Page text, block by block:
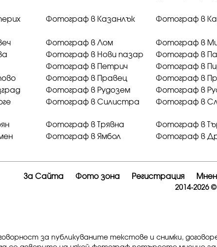
Фотограф в Казанлък Фотограф в
Фотограф в Лом Фотограф в
Фотограф в Нови пазар Фотограф в
Фотограф в Петрич
Фотограф в
Фотограф в Правец Фотограф в
Фотограф в Рудозем Фотограф в
Фотограф в Силистра Фотограф в
Фотограф в Трявна Фотограф в
Фотограф в Ямбол Фотограф в
За Сайта Фото зона Регистрация
2014-2026 ©
за публикуваните текстове и снимки,